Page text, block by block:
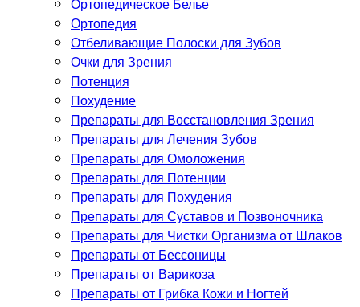
Ортопедия
Отбеливающие Полоски для Зубов
Очки для Зрения
Потенция
Похудение
Препараты для Восстановления Зрения
Препараты для Лечения Зубов
Препараты для Омоложения
Препараты для Потенции
Препараты для Похудения
Препараты для Суставов и Позвоночника
Препараты для Чистки Организма от Шлаков
Препараты от Бессоницы
Препараты от Варикоза
Препараты от Грибка Кожи и Ногтей